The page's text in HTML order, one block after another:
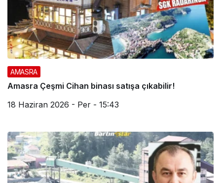
AMASRA
Amasra Çeşmi Cihan binası satışa çıkabilir!
18 Haziran 2026 - Per - 15:43